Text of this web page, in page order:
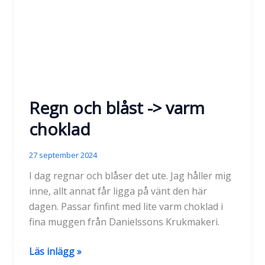
Regn och blåst -> varm
choklad
27 september 2024
I dag regnar och blåser det ute. Jag håller mig
inne, allt annat får ligga på vänt den här
dagen. Passar finfint med lite varm choklad i
fina muggen från Danielssons Krukmakeri.
Regn
Läs inlägg »